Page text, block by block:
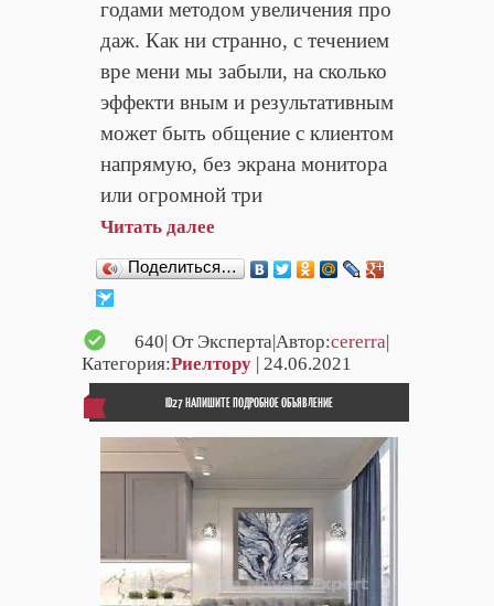
годами методом увеличения про
даж. Как ни странно, с течением
вре мени мы забыли, на сколько
эффекти вным и результативным
может быть общение с клиентом
напрямую, без экрана монитора
или огромной три
Читать далее
Поделиться…
640| От Эксперта|Автор:cererra|
Категория:Риелтору | 24.06.2021
ID27 НАПИШИТЕ ПОДРОБНОЕ ОБЪЯВЛЕНИЕ